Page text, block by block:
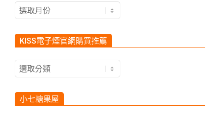
凱
斯
子
煙
彈
KISS電子煙官網購買推薦
KISS
電
煙
官
小七糖果屋